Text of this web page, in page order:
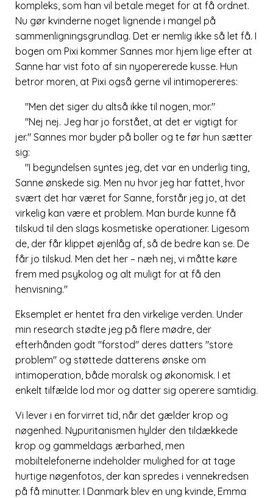
kompleks, som han vil betale meget for at få ordnet.
Nu gør kvinderne noget lignende i mangel på
sammenligningsgrundlag. Det er nemlig ikke så let få. I
bogen om Pixi kommer Sannes mor hjem lige efter at
Sanne har vist foto af sin nyopererede kusse. Hun
betror moren, at Pixi også gerne vil intimopereres:
Men det siger du altså ikke til nogen, mor.
Nej nej. Jeg har jo forstået, at det er vigtigt for
jer. Sannes mor byder på boller og te før hun sætter
sig:
I begyndelsen syntes jeg, det var en underlig ting,
Sanne ønskede sig. Men nu hvor jeg har fattet, hvor
svært det har været for Sanne, forstår jeg jo, at det
virkelig kan være et problem. Man burde kunne få
tilskud til den slags kosmetiske operationer. Ligesom
de, der får klippet øjenlåg af, så de bedre kan se. De
får jo tilskud. Men det her – næh nej, vi måtte køre
frem med psykolog og alt muligt for at få den
henvisning.
Eksemplet er hentet fra den virkelige verden. Under
min research stødte jeg på flere mødre, der
efterhånden godt forstod deres datters store
problem og støttede datterens ønske om
intimoperation, både moralsk og økonomisk. I et
enkelt tilfælde lod mor og datter sig operere samtidig.
Vi lever i en forvirret tid, når det gælder krop og
nøgenhed. Nypuritanismen hylder den tildækkede
krop og gammeldags ærbarhed, men
mobiltelefonerne indeholder mulighed for at tage
hurtige nøgenfotos, der kan spredes i vennekredsen
på få minutter. I Danmark blev en ung kvinde, Emma